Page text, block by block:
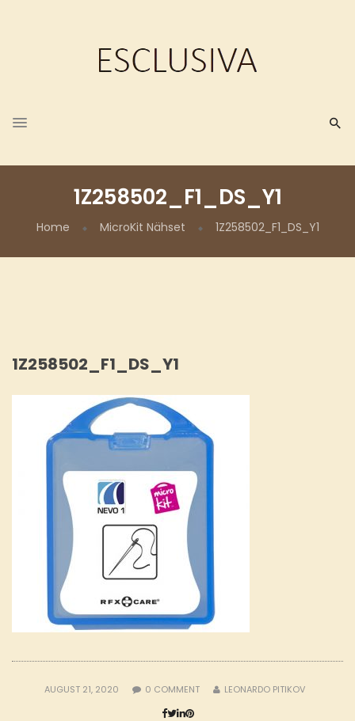
1Z258502_F1_DS_Y1
Home MicroKit Nähset 1Z258502_F1_DS_Y1
1Z258502_F1_DS_Y1
AUGUST 21, 2020 0 COMMENT LEONARDO PITIKOV